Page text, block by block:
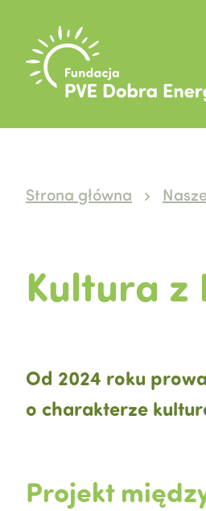
Strona główna
Kultura z
Od 2024 roku
o charakterze
Projekt